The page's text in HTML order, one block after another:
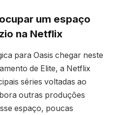
um espaço
na Netflix
para Oasis chegar neste
de Elite, a Netflix
séries voltadas ao
outras produções
espaço, poucas